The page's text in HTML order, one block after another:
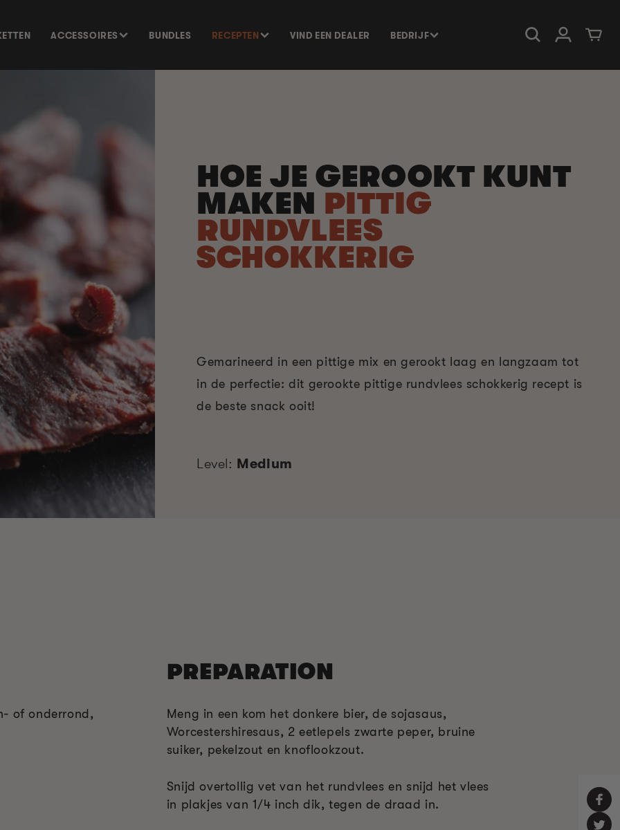
ACCESSOIRES BUNDLES RECEPTEN VIND EEN DEALER BEDRIJF Inloggen
HOE JE GEROOKT KUNT
MAKEN PITTIG
RUNDVLEES
SCHOKKERIG
Gemarineerd in een pittige mix en gerookt laag en langzaam tot
in de perfectie: dit gerookte pittige rundvlees schokkerig recept is
de beste snack ooit!
Level: Medium
of onderrond,
PREPARATION
Meng in een kom het donkere bier, de sojasaus,
Worcestershiresaus, 2 eetlepels zwarte peper, bruine
suiker, pekelzout en knoflookzout.
Snijd overtollig vet van het rundvlees en snijd het vlees
in plakjes van 1/4 inch dik, tegen de draad in.